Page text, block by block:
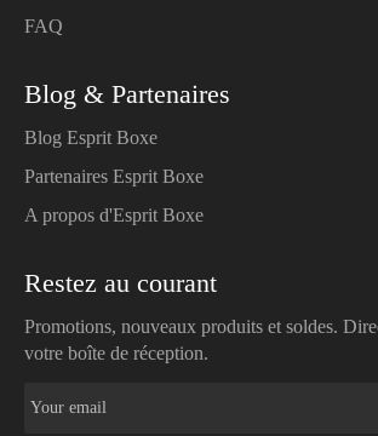
FAQ
Blog & Partenaires
Blog Esprit Boxe
Partenaires Esprit Boxe
A propos d'Esprit Boxe
Restez au courant
Promotions, nouveaux produits et soldes.
votre boîte de réception.